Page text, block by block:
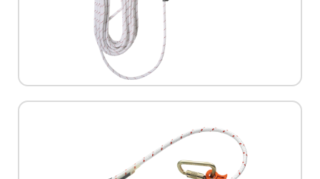
עם עכבר מובנה וטבעות אבטחה מחוברות
למידע נוסף